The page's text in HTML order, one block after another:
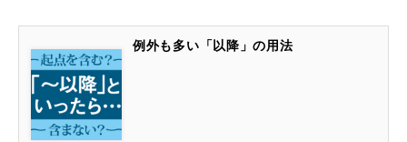
例外も多い「以降」の用法